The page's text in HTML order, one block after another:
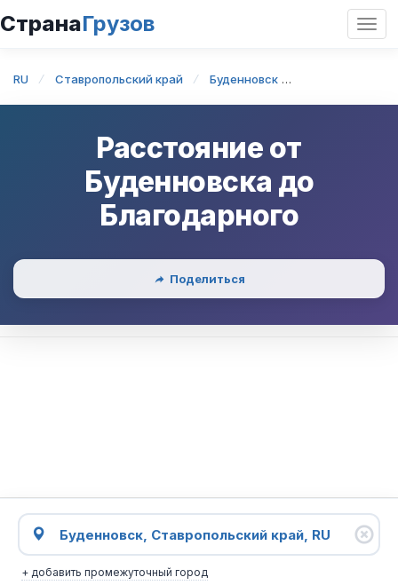
СтранаГрузов
RU Ставропольский край Буденновск
Расстояние от
Буденновска до
Благодарного
Поделиться
+ добавить промежуточный город